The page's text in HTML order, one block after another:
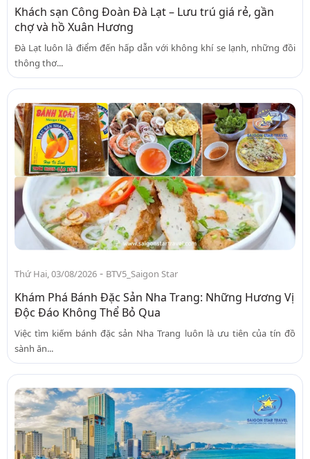
Khách sạn Công Đoàn Đà Lạt – Lưu trú giá rẻ, gần
chợ và hồ Xuân Hương
Đà Lạt luôn là điểm đến hấp dẫn với không khí se lạnh, những đồi
thông thơ...
Thứ Hai, 03/08/2026 - BTV5_Saigon Star
Khám Phá Bánh Đặc Sản Nha Trang: Những Hương Vị
Độc Đáo Không Thể Bỏ Qua
Việc tìm kiếm bánh đặc sản Nha Trang luôn là ưu tiên của tín đồ
sành ăn...